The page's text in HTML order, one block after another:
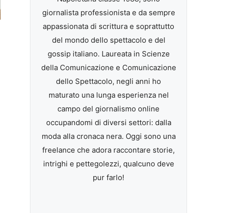
giornalista professionista e da sempre
appassionata di scrittura e soprattutto
del mondo dello spettacolo e del
gossip italiano. Laureata in Scienze
della Comunicazione e Comunicazione
dello Spettacolo, negli anni ho
maturato una lunga esperienza nel
campo del giornalismo online
occupandomi di diversi settori: dalla
moda alla cronaca nera. Oggi sono una
freelance che adora raccontare storie,
intrighi e pettegolezzi, qualcuno deve
pur farlo!